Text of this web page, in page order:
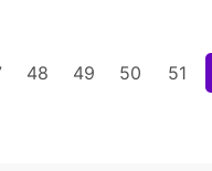
48 49 50 51